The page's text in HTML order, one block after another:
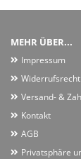
MEHR ÜBER...
Impressum
Versand- &
Kontakt
AGB
Privatsphäre